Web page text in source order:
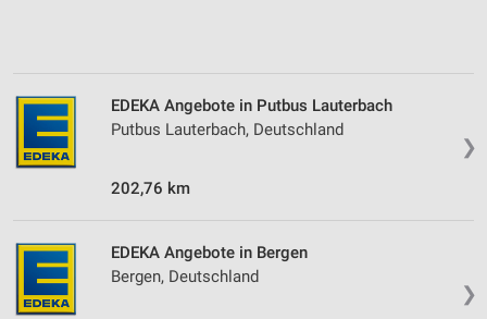
❯
EDEKA Angebote in Putbus Lauterbach
Putbus Lauterbach, Deutschland
202,76 km
❯
EDEKA Angebote in Bergen
Bergen, Deutschland
Messung der Performance von Inhalten
Analyse von Zielgruppen durch Statistiken oder
Kombinationen von Daten aus verschiedenen
Entwicklung und Verbesserung der Angebote
Verwendung reduzierter Daten zur Auswahl von
Inhalten